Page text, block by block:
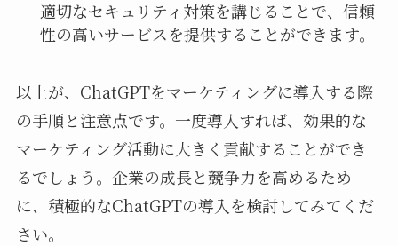
適切なセキュリティ対策を講じることで、信頼
性の高いサービスを提供することができます。
以上が、ChatGPTをマーケティングに導入する際
の手順と注意点です。一度導入すれば、効果的な
マーケティング活動に大きく貢献することができ
るでしょう。企業の成長と競争力を高めるため
に、積極的なChatGPTの導入を検討してみてくだ
さい。